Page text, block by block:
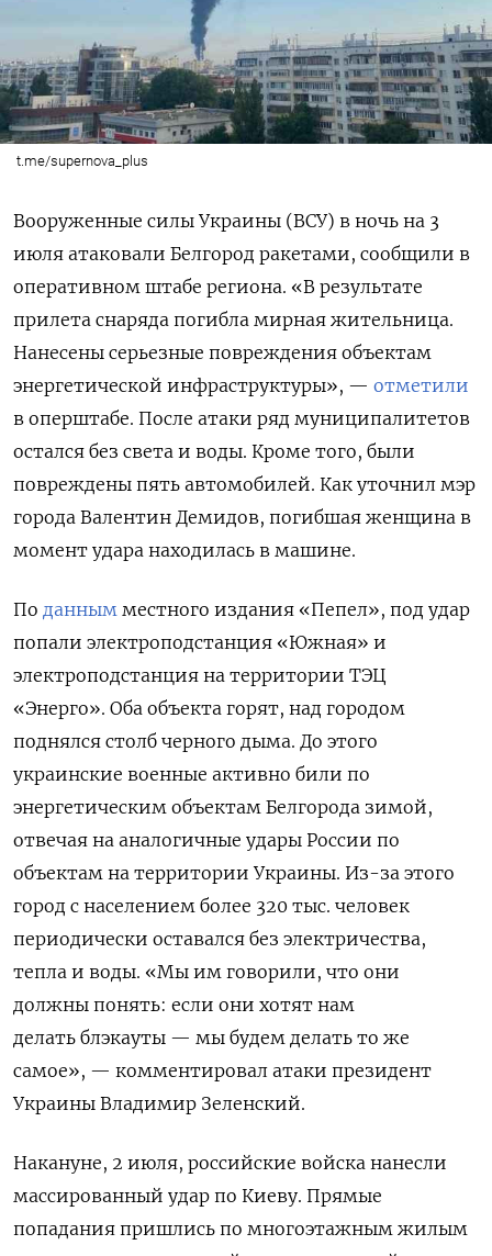
t.me/supernova_plus
Вооруженные силы Украины (ВСУ) в ночь на 3
июля атаковали Белгород ракетами, сообщили в
оперативном штабе региона. «В результате
прилета снаряда погибла мирная жительница.
Нанесены серьезные повреждения объектам
энергетической инфраструктуры», — отметили
в оперштабе. После атаки ряд муниципалитетов
остался без света и воды. Кроме того, были
повреждены пять автомобилей. Как уточнил мэр
города Валентин Демидов, погибшая женщина в
момент удара находилась в машине.
По данным местного издания «Пепел», под удар
попали электроподстанция «Южная» и
электроподстанция на территории ТЭЦ
«Энерго». Оба объекта горят, над городом
поднялся столб черного дыма. До этого
украинские военные активно били по
энергетическим объектам Белгорода зимой,
отвечая на аналогичные удары России по
объектам на территории Украины. Из-за этого
город с населением более 320 тыс. человек
периодически оставался без электричества,
тепла и воды. «Мы им говорили, что они
должны понять: если они хотят нам
делать блэкауты — мы будем делать то же
самое», — комментировал атаки президент
Украины Владимир Зеленский.
Накануне, 2 июля, российские войска нанесли
массированный удар по Киеву. Прямые
попадания пришлись по многоэтажным жилым